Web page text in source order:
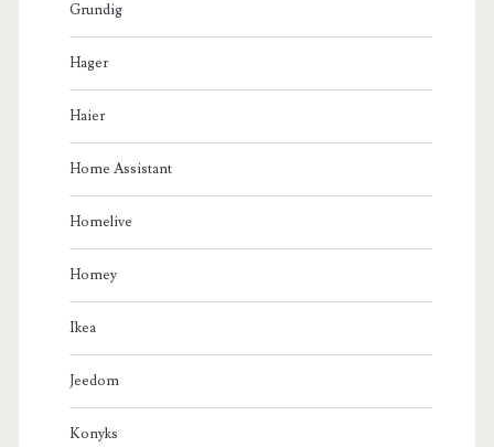
Grundig
Hager
Haier
Home Assistant
Homelive
Homey
Ikea
Jeedom
Konyks